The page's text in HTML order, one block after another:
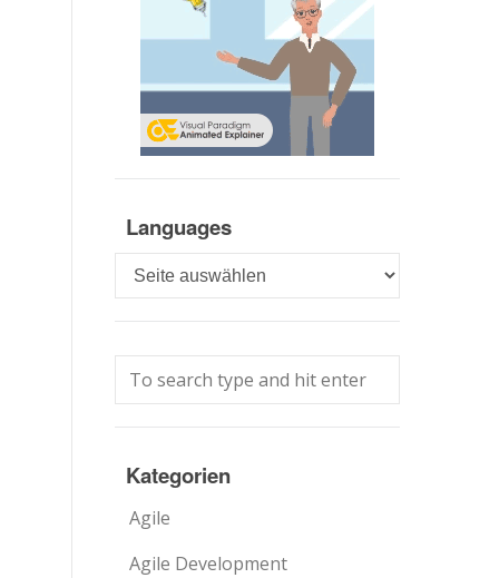
Languages
Languages
Kategorien
Agile
Agile Development